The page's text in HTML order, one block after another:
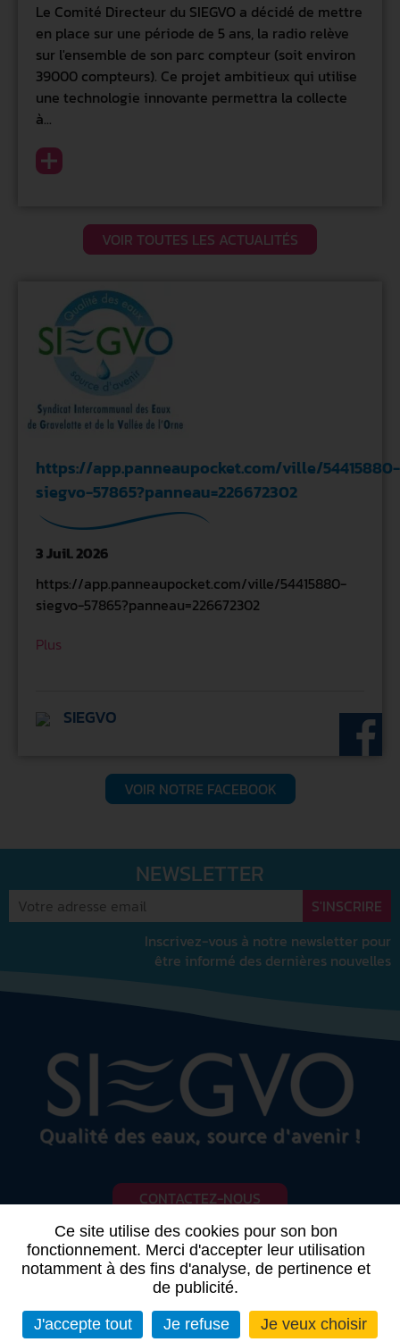
Le Comité Directeur du SIEGVO a décidé de mettre
en place sur une période de 5 ans, la radio relève
sur l'ensemble de son parc compteur (soit environ
39000 compteurs). Ce projet ambitieux qui utilise
une technologie innovante permettra la collecte
à...
VOIR TOUTES LES ACTUALITÉS
https://app.panneaupocket.com/ville/54415880-
siegvo-57865?panneau=226672302
3 Juil. 2026
https://app.panneaupocket.com/ville/54415880-
siegvo-57865?panneau=226672302
Plus
SIEGVO
VOIR NOTRE FACEBOOK
NEWSLETTER
Inscrivez-vous à notre newsletter pour
être informé des dernières nouvelles
CONTACTEZ-NOUS
Mentions légales - Plan du site- Données personnelles
Imaginé parIS Webdesign‎ - CMS :Flexit©‎
Ce site utilise des cookies pour son bon
fonctionnement. Merci d'accepter leur utilisation
notamment à des fins d'analyse, de pertinence et
de publicité.
J'accepte tout Je refuse Je veux choisir